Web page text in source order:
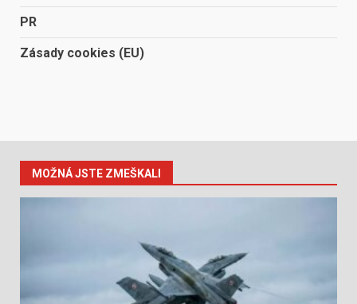
PR
Zásady cookies (EU)
MOŽNÁ JSTE ZMEŠKALI